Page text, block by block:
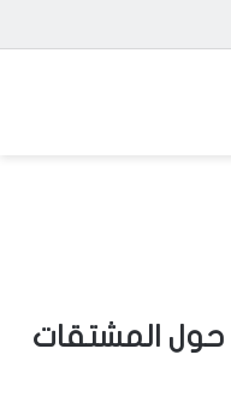
حول المشتقات